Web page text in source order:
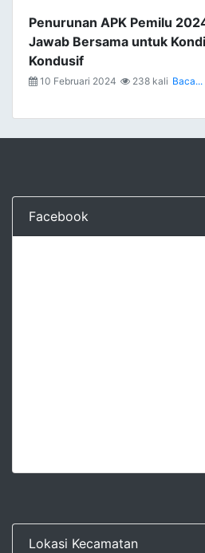
Penurunan APK Pemilu
Jawab Bersama untuk
Kondusif
10 Februari 2024 238 kali Baca...
Facebook
Lokasi Kecamatan